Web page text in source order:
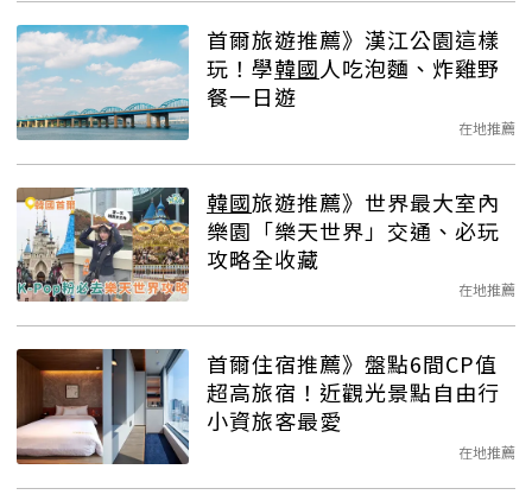
首爾旅遊推薦》漢江公園這樣
玩！學韓國人吃泡麵、炸雞野
餐一日遊
在地推薦
韓國旅遊推薦》世界最大室內
樂園「樂天世界」交通、必玩
攻略全收藏
在地推薦
首爾住宿推薦》盤點6間CP值
超高旅宿！近觀光景點自由行
小資旅客最愛
在地推薦